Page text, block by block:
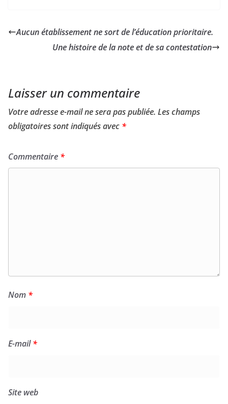
Aucun établissement ne sort de l’éducation prioritaire.
Une histoire de la note et de sa contestation
Laisser un commentaire
Votre adresse e-mail ne sera pas publiée. Les champs
obligatoires sont indiqués avec *
Commentaire *
Nom *
E-mail*
Site web